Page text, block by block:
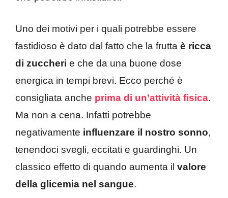
Uno dei motivi per i quali potrebbe essere
fastidioso è dato dal fatto che la frutta è ricca
di zuccheri e che da una buone dose
energica in tempi brevi. Ecco perché è
consigliata anche prima di un’attività fisica.
Ma non a cena. Infatti potrebbe
negativamente influenzare il nostro sonno,
tenendoci svegli, eccitati e guardinghi. Un
classico effetto di quando aumenta il valore
della glicemia nel sangue.